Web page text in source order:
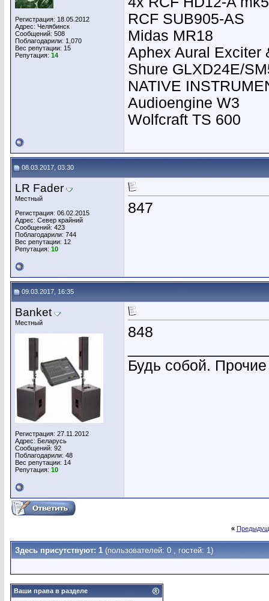
Регистрация: 18.05.2012
Адрес: Челябинск
Сообщений: 508
Поблагодарили: 1,070
Вес репутации: 15
Репутация: 14
RCF SUB905-AS
Midas MR18
Aphex Aural Exciter
Shure GLXD24E/
NATIVE
Audioengine W3
Wolfcraft TS 600
08.03.2017, 03:30
LR Fader
Местный
Регистрация: 06.02.2015
Адрес: Север крайний
Сообщений: 423
Поблагодарили: 744
Вес репутации: 12
Репутация: 10
847
09.03.2017, 16:35
Banket
Местный
Регистрация: 27.11.2012
Адрес: Беларусь
Сообщений: 92
Поблагодарили: 48
Вес репутации: 14
Репутация: 10
848
Будь собой.
«
Здесь присутствуют: 1 (пользователей: 0 , гостей: 1)
Ваши права в разделе